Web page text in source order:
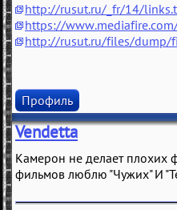
http://rusut.ru/_fr/14/
https://
http://rusut.ru/files/dump/
Профиль
Vendetta
Камерон не делает плохих
фильмов люблю "Чужих" И